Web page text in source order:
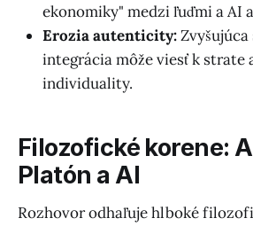
ekonomiky" medzi ľuďmi a AI
Erozia autenticity:
integrácia môže viesť k
individuality.
Filozofické korene:
Platón a AI
Rozhovor odhaľuje hlboké